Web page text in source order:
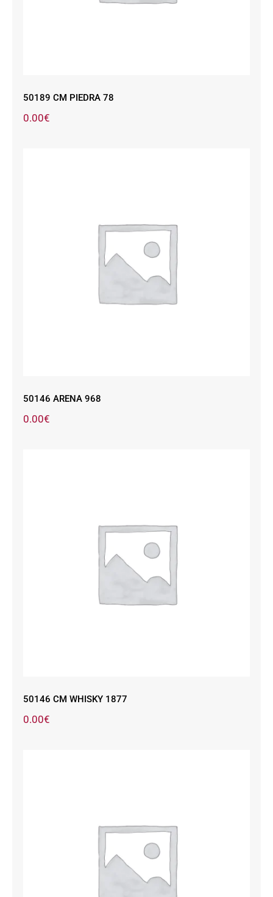
50189 CM PIEDRA 78
0.00€
50146 ARENA 968
50146 ARENA 968
0.00€
50146 CM WHISKY 1877
50146 CM WHISKY 1877
0.00€
50189 CM PIEDRA 78